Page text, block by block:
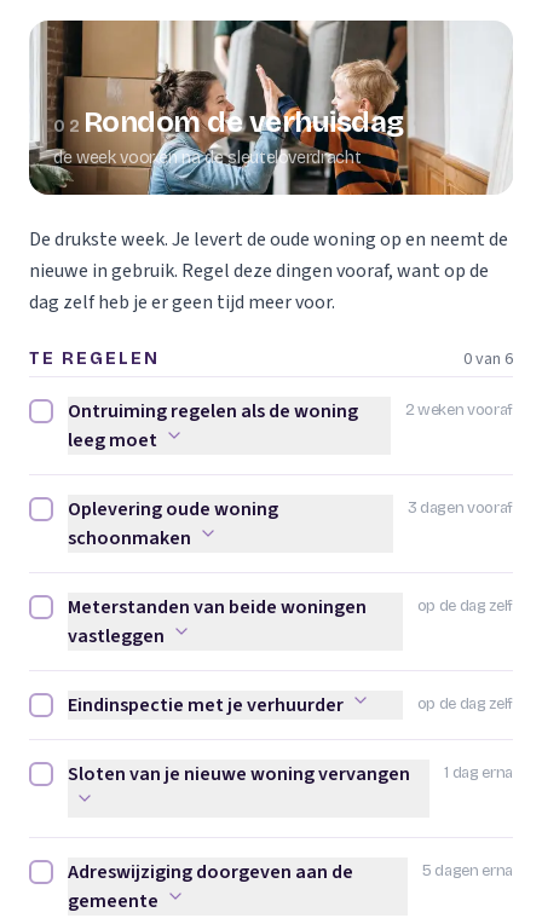
02 Rondom de verhuisdag
de week voor en na de sleuteloverdracht
De drukste week. Je levert de oude woning op en neemt de
nieuwe in gebruik. Regel deze dingen vooraf, want op de
dag zelf heb je er geen tijd meer voor.
TE REGELEN 0 van 6
2 weken vooraf
Ontruiming regelen als de woning leeg moet afvinken
Ontruiming regelen als de woning
leeg moet
3 dagen vooraf
Oplevering oude woning schoonmaken afvinken
Oplevering oude woning
schoonmaken
op de dag zelf
Meterstanden van beide woningen vastleggen afvinken
Meterstanden van beide woningen
vastleggen
op de dag zelf
Eindinspectie met je verhuurder afvinken
Eindinspectie met je verhuurder
1 dag erna
Sloten van je nieuwe woning vervangen afvinken
Sloten van je nieuwe woning vervangen
5 dagen erna
Adreswijziging doorgeven aan de gemeente afvinken
Adreswijziging doorgeven aan de
gemeente